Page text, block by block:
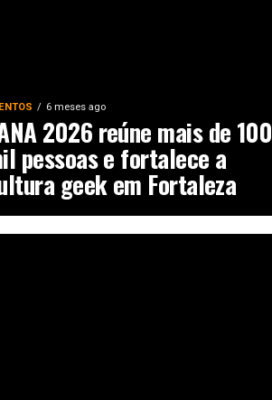
6 meses ago
2026 reúne mais de 100
pessoas e fortalece a
geek em Fortaleza